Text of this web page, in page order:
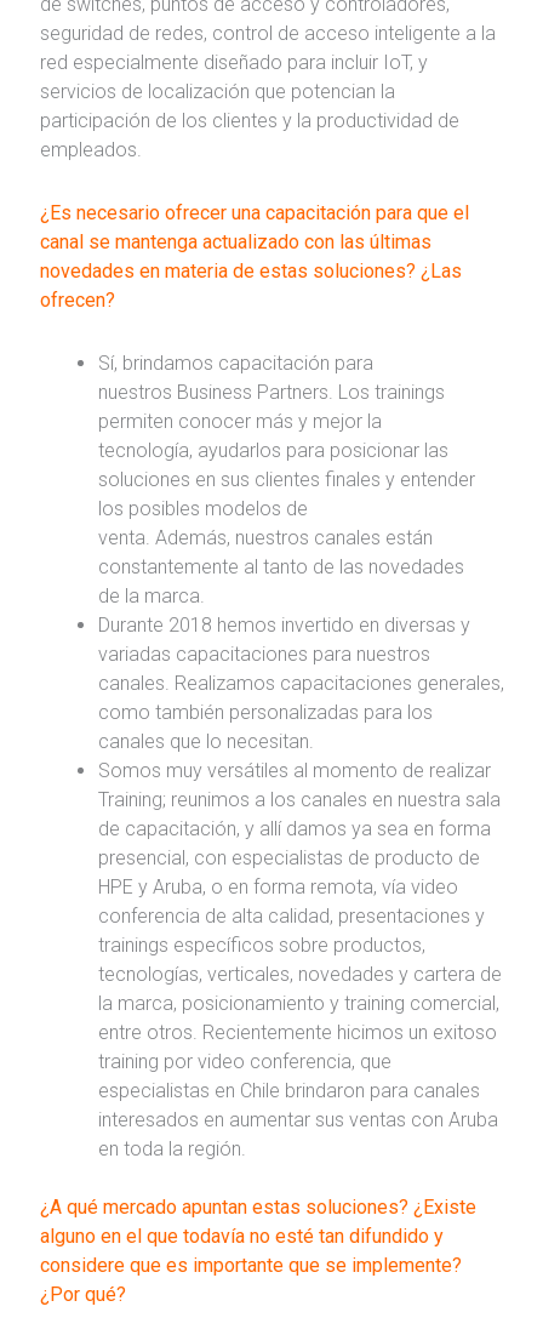
de switches, puntos de acceso y controladores,
seguridad de redes, control de acceso inteligente a la
red especialmente diseñado para incluir IoT, y
servicios de localización que potencian la
participación de los clientes y la productividad de
empleados.
¿Es necesario ofrecer una capacitación para que el
canal se mantenga actualizado con las últimas
novedades en materia de estas soluciones? ¿Las
ofrecen?
Sí, brindamos capacitación para
nuestros Business Partners. Los trainings
permiten conocer más y mejor la
tecnología, ayudarlos para posicionar las
soluciones en sus clientes finales y entender
los posibles modelos de
venta. Además, nuestros canales están
constantemente al tanto de las novedades
de la marca.
Durante 2018 hemos invertido en diversas y
variadas capacitaciones para nuestros
canales. Realizamos capacitaciones generales,
como también personalizadas para los
canales que lo necesitan.
Somos muy versátiles al momento de realizar
Training; reunimos a los canales en nuestra sala
de capacitación, y allí damos ya sea en forma
presencial, con especialistas de producto de
HPE y Aruba, o en forma remota, vía video
conferencia de alta calidad, presentaciones y
trainings específicos sobre productos,
tecnologías, verticales, novedades y cartera de
la marca, posicionamiento y training comercial,
entre otros. Recientemente hicimos un exitoso
training por video conferencia, que
especialistas en Chile brindaron para canales
interesados en aumentar sus ventas con Aruba
en toda la región.
¿A qué mercado apuntan estas soluciones? ¿Existe
alguno en el que todavía no esté tan difundido y
considere que es importante que se implemente?
¿Por qué?